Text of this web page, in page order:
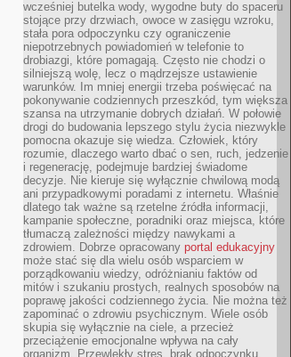
wcześniej butelka wody, wygodne buty do spaceru
stojące przy drzwiach, owoce w zasięgu wzroku,
stała pora odpoczynku czy ograniczenie
niepotrzebnych powiadomień w telefonie to
drobiazgi, które pomagają. Często nie chodzi o
silniejszą wolę, lecz o mądrzejsze ustawienie
warunków. Im mniej energii trzeba poświęcać na
pokonywanie codziennych przeszkód, tym większa
szansa na utrzymanie dobrych działań. W połowie
drogi do budowania lepszego stylu życia niezwykle
pomocna okazuje się wiedza. Człowiek, który
rozumie, dlaczego warto dbać o sen, ruch, jedzenie
i regenerację, podejmuje bardziej świadome
decyzje. Nie kieruje się wyłącznie chwilową modą
ani przypadkowymi poradami z internetu. Właśnie
dlatego tak ważne są rzetelne źródła informacji,
kampanie społeczne, poradniki oraz miejsca, które
tłumaczą zależności między nawykami a
zdrowiem. Dobrze opracowany portal edukacyjny
może stać się dla wielu osób wsparciem w
porządkowaniu wiedzy, odróżnianiu faktów od
mitów i szukaniu prostych, realnych sposobów na
poprawę jakości codziennego życia. Nie można też
zapominać o zdrowiu psychicznym. Wiele osób
skupia się wyłącznie na ciele, a przecież
przeciążenie emocjonalne wpływa na cały
organizm. Przewlekły stres, brak odpoczynku,